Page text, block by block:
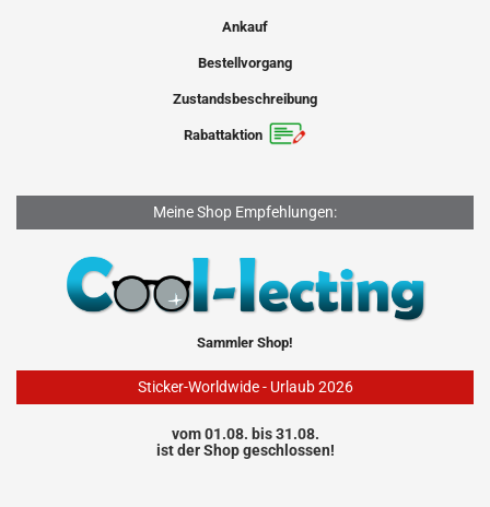
Ankauf
Bestellvorgang
Zustandsbeschreibung
Rabattaktion
Meine Shop Empfehlungen:
Sammler Shop!
Sticker-Worldwide - Urlaub 2026
vom 01.08. bis 31.08.
ist der Shop geschlossen!